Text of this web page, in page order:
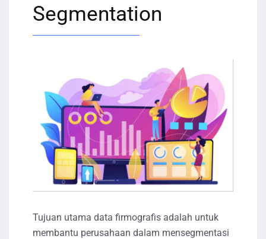
Segmentation
Tujuan utama data firmografis adalah untuk
membantu perusahaan dalam mensegmentasi